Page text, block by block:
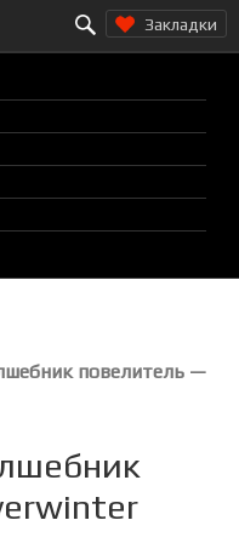
Search for:
Закладки
повелитель —